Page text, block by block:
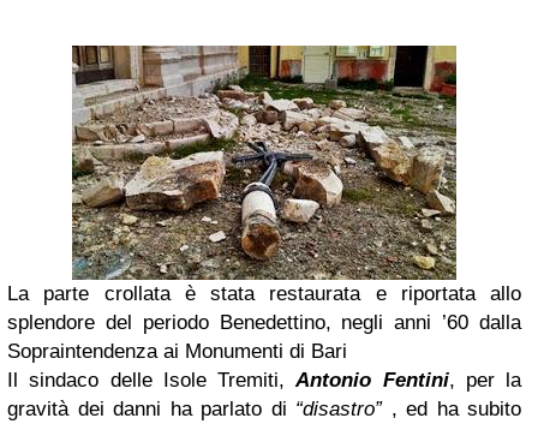
La parte crollata è stata restaurata e riportata allo
splendore del periodo Benedettino, negli anni ’60 dalla
Sopraintendenza ai Monumenti di Bari
Il sindaco delle Isole Tremiti,Antonio Fentini, per la
gravità dei danni ha parlato di “disastro”, ed ha subito